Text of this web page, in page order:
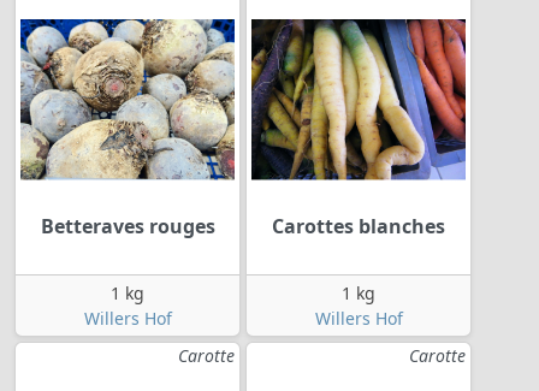
Betteraves rouges
1 kg
Willers Hof
Carottes blanches
1 kg
Willers Hof
Carotte
Carotte